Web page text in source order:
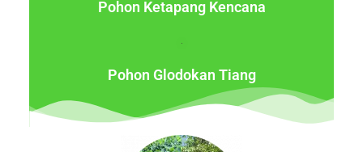
Pohon Ketapang Kencana
Pohon Glodokan Tiang